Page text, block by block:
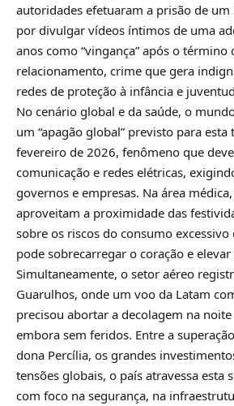
autoridades efetuaram a prisão de
por divulgar vídeos íntimos de uma
anos como “vingança” após o término
relacionamento, crime que gera
redes de proteção à infância e
No cenário global e da saúde, o
um “apagão global” previsto para
fevereiro de 2026, fenômeno que
comunicação e redes elétricas,
governos e empresas. Na área
aproveitam a proximidade das
sobre os riscos do consumo excessivo
pode sobrecarregar o coração e
Simultaneamente, o setor aéreo
Guarulhos, onde um voo da Latam
precisou abortar a decolagem na
embora sem feridos. Entre a
dona Percília, os grandes
tensões globais, o país atravessa esta
com foco na segurança, na